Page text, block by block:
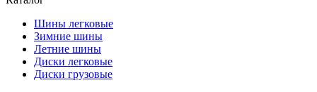
Шины легковые
Зимние шины
Летние шины
Диски легковые
Диски грузовые